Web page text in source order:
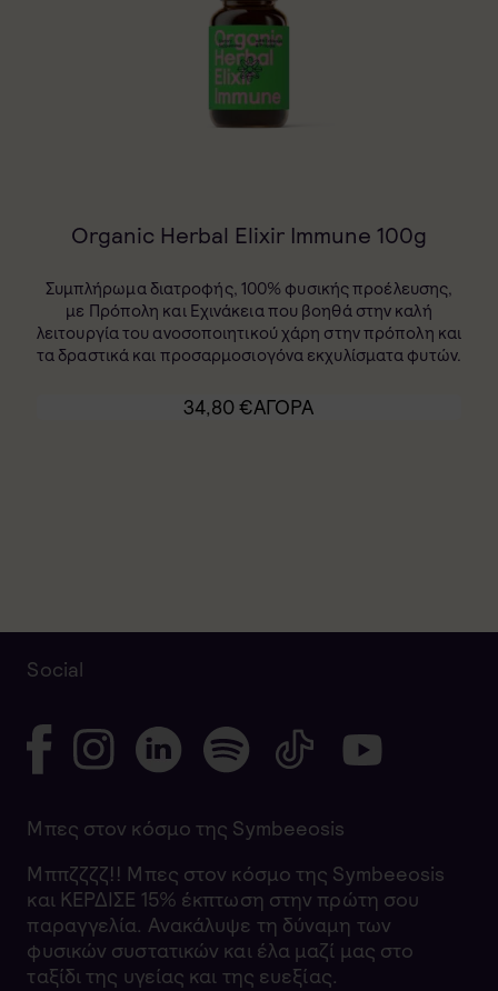
Organic Herbal Elixir Immune 100g
Συμπλήρωμα διατροφής, 100% φυσικής προέλευσης,
με Πρόπολη και Εχινάκεια που βοηθά στην καλή
λειτουργία του ανοσοποιητικού χάρη στην πρόπολη και
τα δραστικά και προσαρμοσιογόνα εκχυλίσματα φυτών.
34,80€ΑΓΟΡΑ
Social
Μπες στον κόσμο της Symbeeosis
Μππζζζζ!! Μπες στον κόσμο της Symbeeosis
και ΚΕΡΔΙΣΕ 15% έκπτωση στην πρώτη σου
παραγγελία. Ανακάλυψε τη δύναμη των
φυσικών συστατικών και έλα μαζί μας στο
ταξίδι της υγείας και της ευεξίας.